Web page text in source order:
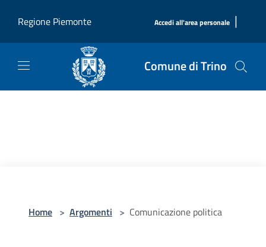
Regione Piemonte
Accedi all'area personale |
Comune di Trino
Home > Argomenti > Comunicazione politica